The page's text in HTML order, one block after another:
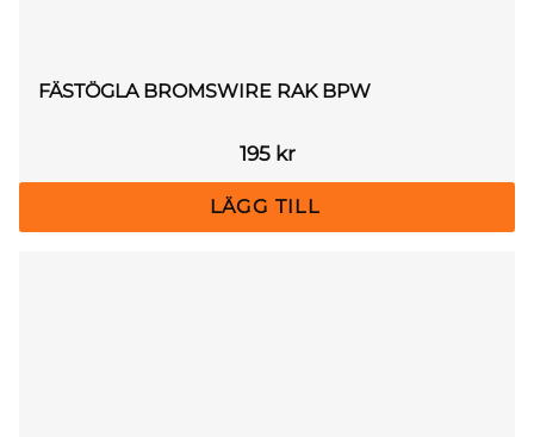
FÄSTÖGLA BROMSWIRE RAK BPW
195kr